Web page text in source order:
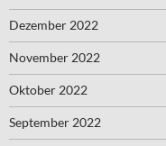
Dezember 2022
November 2022
Oktober 2022
September 2022